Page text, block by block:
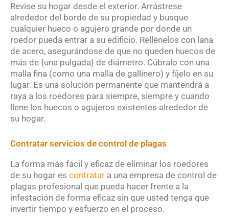
Revise su hogar desde el exterior. Arrástrese
alrededor del borde de su propiedad y busque
cualquier hueco o agujero grande por donde un
roedor pueda entrar a su edificio. Rellénelos con lana
de acero, asegurándose de que no queden huecos de
más de {una pulgada} de diámetro. Cúbralo con una
malla fina (como una malla de gallinero) y fíjelo en su
lugar. Es una solución permanente que mantendrá a
raya a los roedores para siempre, siempre y cuando
llene los huecos o agujeros existentes alrededor de
su hogar.
Contratar servicios de control de plagas
La forma más fácil y eficaz de eliminar los roedores
de su hogar es contratar a una empresa de control de
plagas profesional que pueda hacer frente a la
infestación de forma eficaz sin que usted tenga que
invertir tiempo y esfuerzo en el proceso.